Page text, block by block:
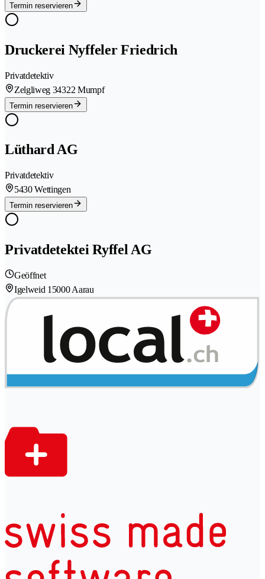
Termin reservieren
Druckerei Nyffeler Friedrich
Privatdetektiv
Zelgliweg 34322 Mumpf
Termin reservieren
Lüthard AG
Privatdetektiv
5430 Wettingen
Termin reservieren
Privatdetektei Ryffel AG
Geöffnet
Igelweid 1 5000 Aarau